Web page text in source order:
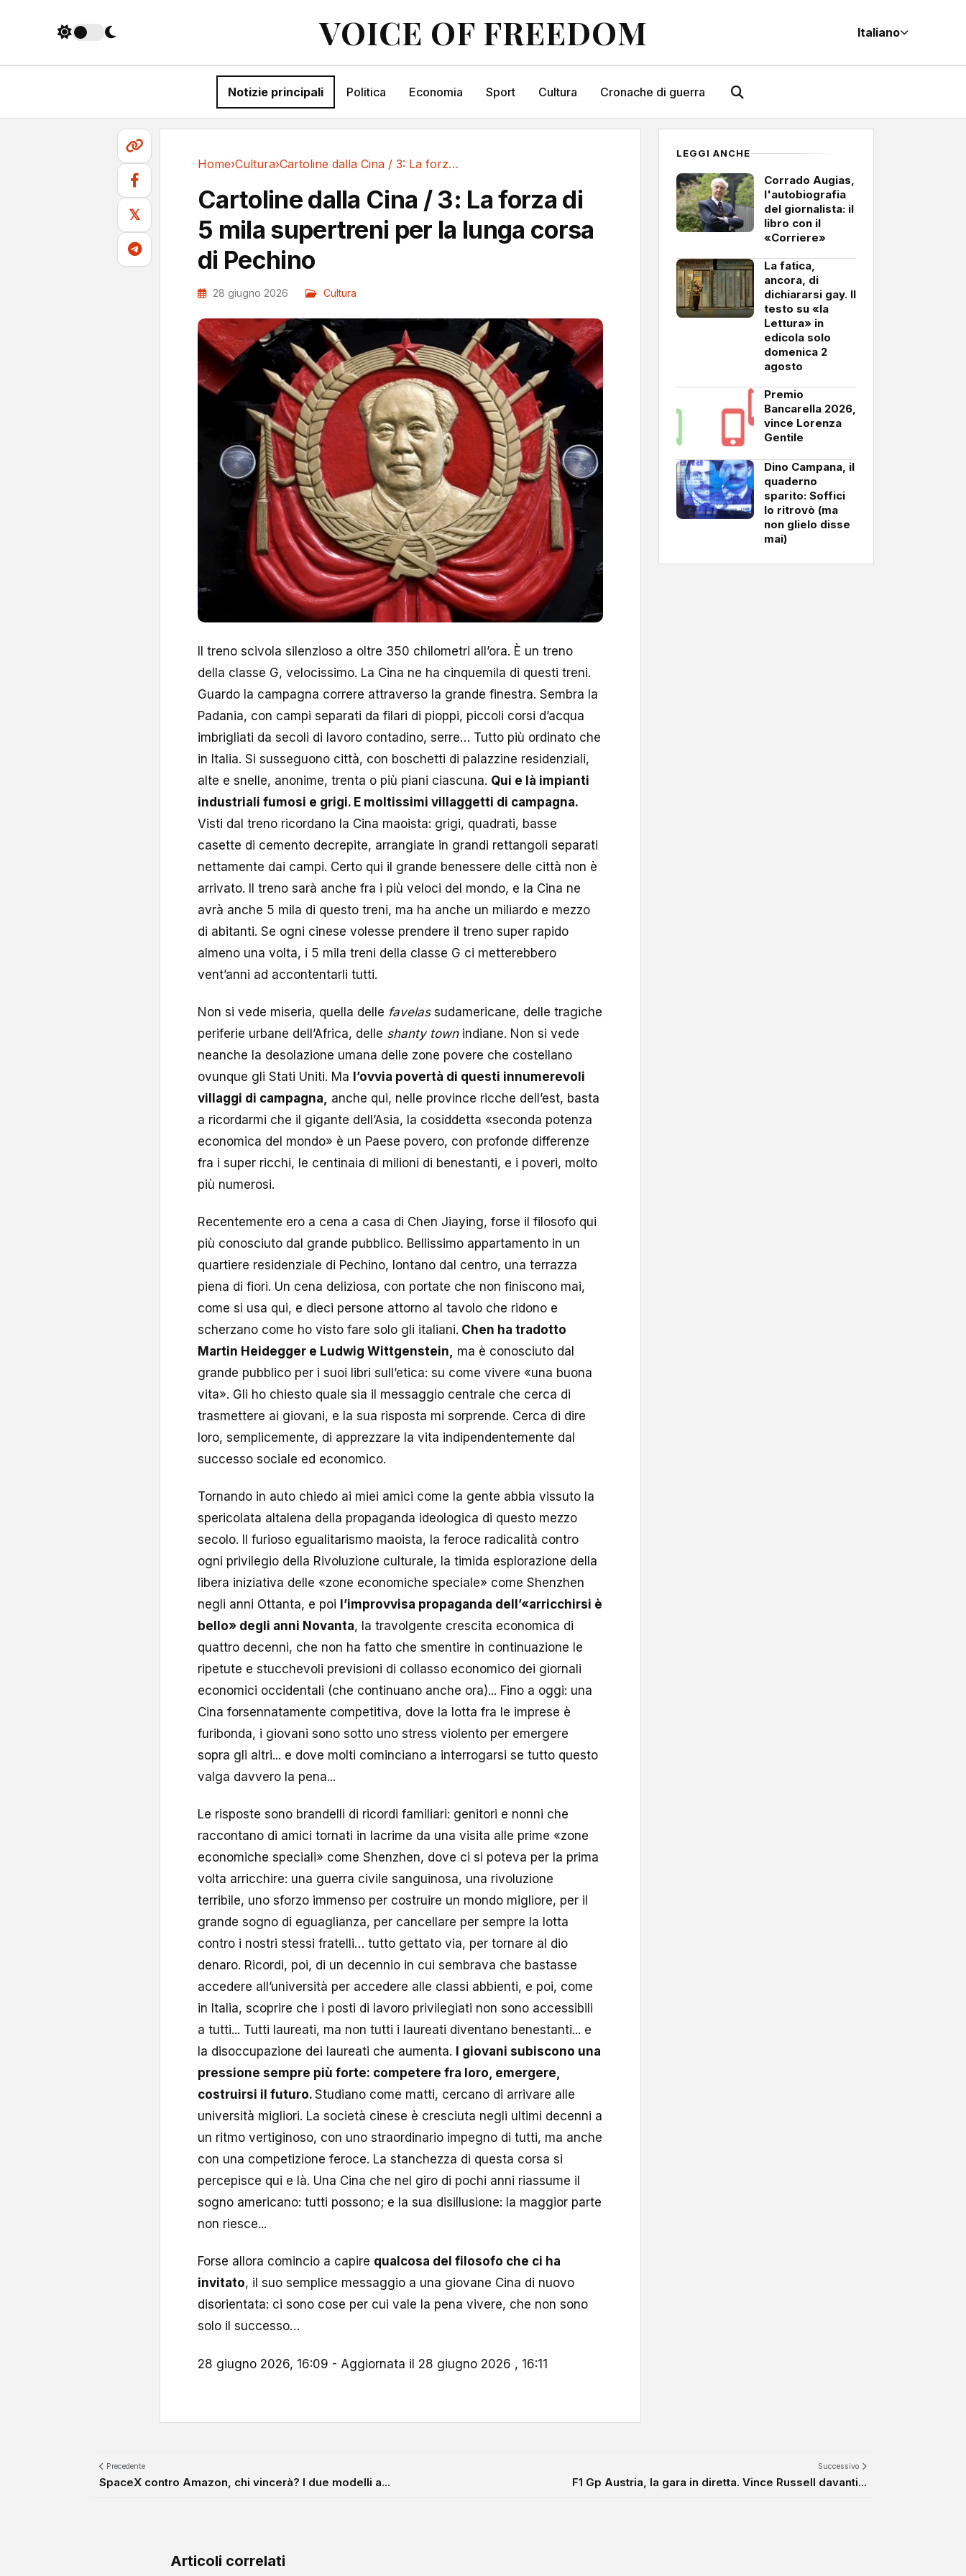
VOICE OF FREEDOM Italiano
Notizie principali Politica Economia Sport Cultura Cronache di guerra
𝕏
Home›Cultura› Cartoline dalla Cina / 3: La forza di 5 mila...
Cartoline dalla Cina / 3: La forza di
5 mila supertreni per la lunga corsa
di Pechino
28 giugno 2026 Cultura
Il treno scivola silenzioso a oltre 350 chilometri all’ora. È un treno
della classe G, velocissimo. La Cina ne ha cinquemila di questi treni.
Guardo la campagna correre attraverso la grande finestra. Sembra la
Padania, con campi separati da filari di pioppi, piccoli corsi d’acqua
imbrigliati da secoli di lavoro contadino, serre… Tutto più ordinato che
in Italia. Si susseguono città, con boschetti di palazzine residenziali,
alte e snelle, anonime, trenta o più piani ciascuna. Qui e là impianti
industriali fumosi e grigi. E moltissimi villaggetti di campagna.
Visti dal treno ricordano la Cina maoista: grigi, quadrati, basse
casette di cemento decrepite, arrangiate in grandi rettangoli separati
nettamente dai campi. Certo qui il grande benessere delle città non è
arrivato. Il treno sarà anche fra i più veloci del mondo, e la Cina ne
avrà anche 5 mila di questo treni, ma ha anche un miliardo e mezzo
di abitanti. Se ogni cinese volesse prendere il treno super rapido
almeno una volta, i 5 mila treni della classe G ci metterebbero
vent’anni ad accontentarli tutti.
Non si vede miseria, quella delle favelas sudamericane, delle tragiche
periferie urbane dell’Africa, delle shanty townindiane. Non si vede
neanche la desolazione umana delle zone povere che costellano
ovunque gli Stati Uniti. Ma l’ovvia povertà di questi innumerevoli
villaggi di campagna, anche qui, nelle province ricche dell’est, basta
a ricordarmi che il gigante dell’Asia, la cosiddetta «seconda potenza
economica del mondo» è un Paese povero, con profonde differenze
fra i super ricchi, le centinaia di milioni di benestanti, e i poveri, molto
più numerosi.
Recentemente ero a cena a casa di Chen Jiaying, forse il filosofo qui
più conosciuto dal grande pubblico. Bellissimo appartamento in un
quartiere residenziale di Pechino, lontano dal centro, una terrazza
piena di fiori. Un cena deliziosa, con portate che non finiscono mai,
come si usa qui, e dieci persone attorno al tavolo che ridono e
scherzano come ho visto fare solo gli italiani. Chen ha tradotto
Martin Heidegger e Ludwig Wittgenstein, ma è conosciuto dal
grande pubblico per i suoi libri sull’etica: su come vivere «una buona
vita». Gli ho chiesto quale sia il messaggio centrale che cerca di
trasmettere ai giovani, e la sua risposta mi sorprende. Cerca di dire
loro, semplicemente, di apprezzare la vita indipendentemente dal
successo sociale ed economico.
Tornando in auto chiedo ai miei amici come la gente abbia vissuto la
spericolata altalena della propaganda ideologica di questo mezzo
secolo. Il furioso egualitarismo maoista, la feroce radicalità contro
ogni privilegio della Rivoluzione culturale, la timida esplorazione della
libera iniziativa delle «zone economiche speciale» come Shenzhen
negli anni Ottanta, e poi l’improvvisa propaganda dell’«arricchirsi è
bello» degli anni Novanta, la travolgente crescita economica di
quattro decenni, che non ha fatto che smentire in continuazione le
ripetute e stucchevoli previsioni di collasso economico dei giornali
economici occidentali (che continuano anche ora)... Fino a oggi: una
Cina forsennatamente competitiva, dove la lotta fra le imprese è
furibonda, i giovani sono sotto uno stress violento per emergere
sopra gli altri... e dove molti cominciano a interrogarsi se tutto questo
valga davvero la pena...
Le risposte sono brandelli di ricordi familiari: genitori e nonni che
raccontano di amici tornati in lacrime da una visita alle prime «zone
economiche speciali» come Shenzhen, dove ci si poteva per la prima
volta arricchire: una guerra civile sanguinosa, una rivoluzione
terribile, uno sforzo immenso per costruire un mondo migliore, per il
grande sogno di eguaglianza, per cancellare per sempre la lotta
contro i nostri stessi fratelli… tutto gettato via, per tornare al dio
denaro. Ricordi, poi, di un decennio in cui sembrava che bastasse
accedere all’università per accedere alle classi abbienti, e poi, come
in Italia, scoprire che i posti di lavoro privilegiati non sono accessibili
a tutti... Tutti laureati, ma non tutti i laureati diventano benestanti... e
la disoccupazione dei laureati che aumenta.
I giovani subiscono una
pressione sempre più forte: competere fra loro, emergere,
costruirsi il futuro. Studiano come matti, cercano di arrivare alle
università migliori. La società cinese è cresciuta negli ultimi decenni a
un ritmo vertiginoso, con uno straordinario impegno di tutti, ma anche
con una competizione feroce. La stanchezza di questa corsa si
percepisce qui e là. Una Cina che nel giro di pochi anni riassume il
sogno americano: tutti possono; e la sua disillusione: la maggior parte
non riesce...
Forse allora comincio a capire qualcosa del filosofo che ci ha
invitato, il suo semplice messaggio a una giovane Cina di nuovo
disorientata: ci sono cose per cui vale la pena vivere, che non sono
solo il successo…
28 giugno 2026, 16:09 - Aggiornata il 28 giugno 2026 , 16:11
LEGGI ANCHE
Corrado Augias,
l'autobiografia
del giornalista: il
libro con il
«Corriere»
La fatica,
ancora, di
dichiararsi gay. Il
testo su «la
Lettura» in
edicola solo
domenica 2
agosto
Premio
Bancarella 2026,
vince Lorenza
Gentile
Dino Campana, il
quaderno
sparito: Soffici
lo ritrovò (ma
non glielo disse
mai)
Precedente
SpaceX contro Amazon, chi vincerà? I due modelli a...
Successivo
F1 Gp Austria, la gara in diretta. Vince Russell davanti...
Articoli correlati